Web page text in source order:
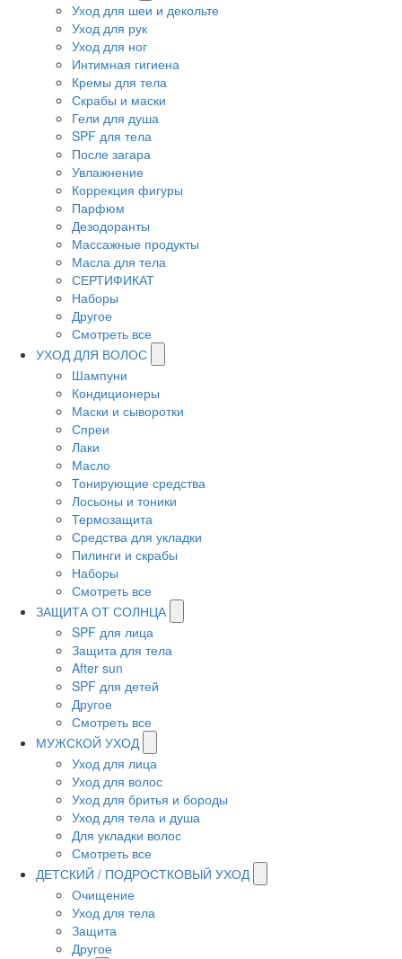
Уход для шеи и декольте
Уход для рук
Уход для ног
Интимная гигиена
Кремы для тела
Скрабы и маски
Гели для душа
SPF для тела
После загара
Увлажнение
Коррекция фигуры
Парфюм
Дезодоранты
Массажные продукты
Масла для тела
СЕРТИФИКАТ
Наборы
Другое
Смотреть все
УХОД ДЛЯ ВОЛОС
Шампуни
Кондиционеры
Маски и сыворотки
Спреи
Лаки
Масло
Тонирующие средства
Лосьоны и тоники
Термозащита
Средства для укладки
Пилинги и скрабы
Наборы
Смотреть все
ЗАЩИТА ОТ СОЛНЦА
SPF для лица
Защита для тела
After sun
SPF для детей
Другое
Смотреть все
МУЖСКОЙ УХОД
Уход для лица
Уход для волос
Уход для бритья и бороды
Уход для тела и душа
Для укладки волос
Смотреть все
ДЕТСКИЙ / ПОДРОСТКОВЫЙ УХОД
Очищение
Уход для тела
Защита
Другое